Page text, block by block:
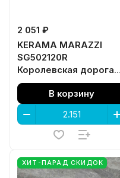
2 051 ₽
KERAMA MARAZZI
SG502120R
Королевская дорога
серый светлый
обрезной 60x119,5x0,9
В корзину
ХИТ-ПАРАД СКИДОК